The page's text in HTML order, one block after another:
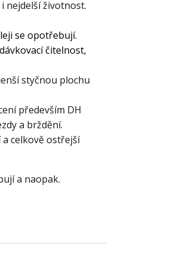
nejdelší životnost.
se opotřebují.
čitelnost,
styčnou plochu
především DH
a brždění.
celkově ostřejší
a naopak.